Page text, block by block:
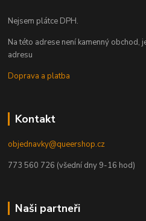
Nejsem plátce DPH.
Na této adrese není kamenný obchod,
adresu
Doprava a platba
Kontakt
objednavky@queershop.cz
773 560 726 (všední dny 9-16 hod)
Naši partneři